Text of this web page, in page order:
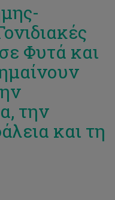
Φυτά και
την
και τη